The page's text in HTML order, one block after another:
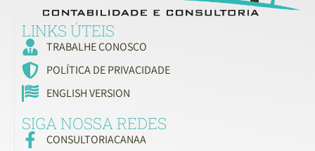
LINKS ÚTEIS
TRABALHE CONOSCO
POLÍTICA DE PRIVACIDADE
ENGLISH VERSION
SIGA NOSSA REDES
CONSULTORIACANAA